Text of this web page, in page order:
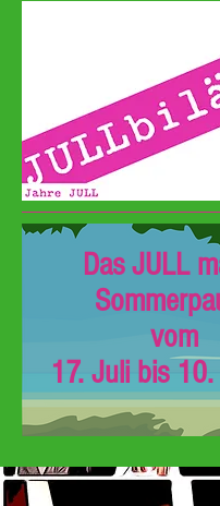
Das JULL
vom
17. Juli bis